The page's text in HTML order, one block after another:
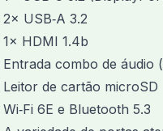
2× USB‑A 3.2
1× HDMI 1.4b
Entrada combo de áudio
Leitor de cartão microSD
Wi‑Fi 6E e Bluetooth 5.3